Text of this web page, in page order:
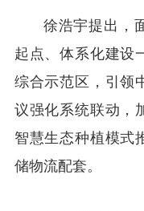
徐浩宇提出，
起点、体系化建设
综合示范区，引领
议强化系统联动，
智慧生态种植模式
储物流配套。